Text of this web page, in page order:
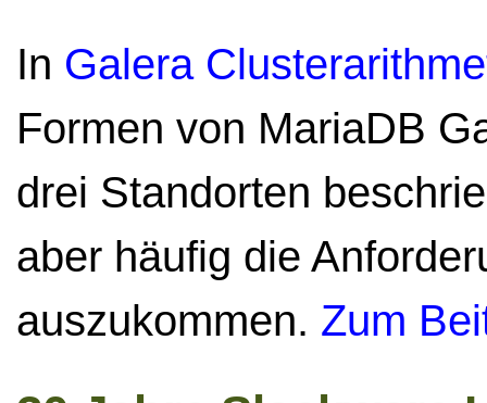
In Galera
Formen von MariaDB
drei Standorten
aber häufig die
auszukommen. Zum